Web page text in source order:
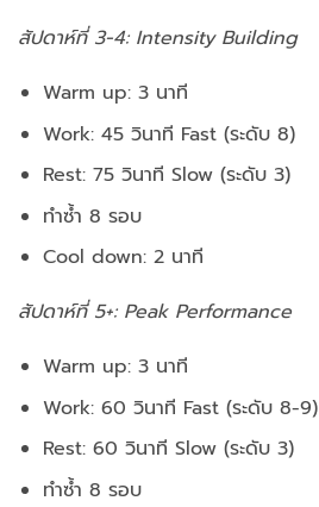
สัปดาห์ที่ 3-4: Intensity Building
Warm up: 3 นาที
Work: 45 วินาที Fast (ระดับ 8)
Rest: 75 วินาที Slow (ระดับ 3)
ทำซ้ำ 8 รอบ
Cool down: 2 นาที
สัปดาห์ที่ 5+: Peak Performance
Warm up: 3 นาที
Work: 60 วินาที Fast (ระดับ 8-9)
Rest: 60 วินาที Slow (ระดับ 3)
ทำซ้ำ 8 รอบ